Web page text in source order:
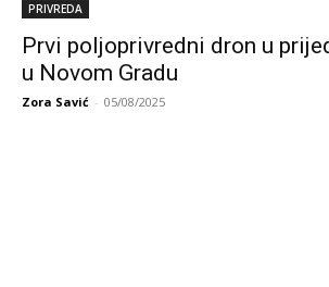
PRIVREDA
Prvi poljoprivredni dron u
u Novom Gradu
Zora Savić - 05/08/2025